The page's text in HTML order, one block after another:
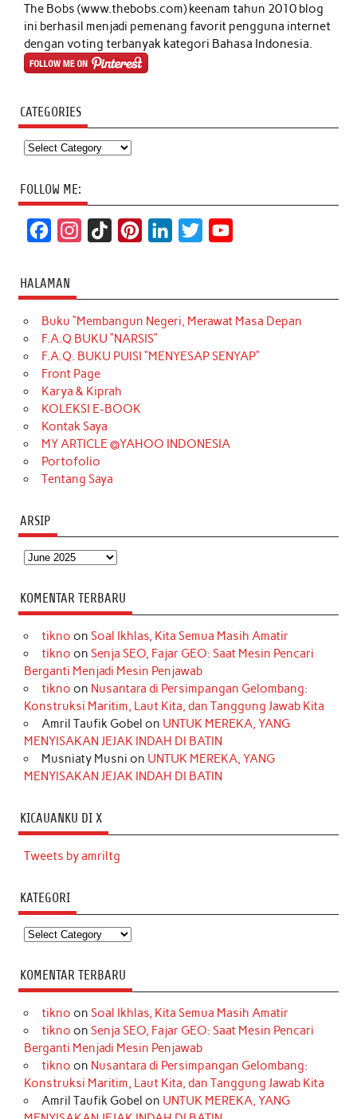
The Bobs (www.thebobs.com) keenam tahun 2010 blog
ini berhasil menjadi pemenang favorit pengguna internet
dengan voting terbanyak kategori Bahasa Indonesia.
CATEGORIES
Categories
FOLLOW ME:
c
e
b
o
o
k
t
a
g
r
a
m
T
o
k
t
e
r
k
e
d
t
t
e
T
u
b
HALAMAN
Buku “Membangun Negeri, Merawat Masa Depan
F.A.Q BUKU “NARSIS”
F.A.Q. BUKU PUISI “MENYESAP SENYAP”
Front Page
Karya & Kiprah
KOLEKSI E-BOOK
Kontak Saya
MY ARTICLE @YAHOO INDONESIA
Portofolio
Tentang Saya
ARSIP
Arsip
KOMENTAR TERBARU
tikno on Soal Ikhlas, Kita Semua Masih Amatir
tikno on Senja SEO, Fajar GEO: Saat Mesin Pencari
Berganti Menjadi Mesin Penjawab
tikno on Nusantara di Persimpangan Gelombang:
Konstruksi Maritim, Laut Kita, dan Tanggung Jawab Kita
Amril Taufik Gobel on UNTUK MEREKA, YANG
MENYISAKAN JEJAK INDAH DI BATIN
Musniaty Musni on UNTUK MEREKA, YANG
MENYISAKAN JEJAK INDAH DI BATIN
KICAUANKU DI X
Tweets by amriltg
KATEGORI
Kategori
KOMENTAR TERBARU
tikno on Soal Ikhlas, Kita Semua Masih Amatir
tikno on Senja SEO, Fajar GEO: Saat Mesin Pencari
Berganti Menjadi Mesin Penjawab
tikno on Nusantara di Persimpangan Gelombang:
Konstruksi Maritim, Laut Kita, dan Tanggung Jawab Kita
Amril Taufik Gobel on UNTUK MEREKA, YANG